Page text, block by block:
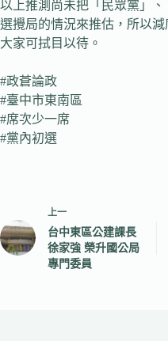
以上推測尚未把「民眾黨」
選攪局的情況來推估，所以
大家可拭目以待。
#政蒼論政
#臺中市東南區
#席次少一席
#黨內初選
上一
台中東區公建課長
徐家強 榮升國公局
專門委員